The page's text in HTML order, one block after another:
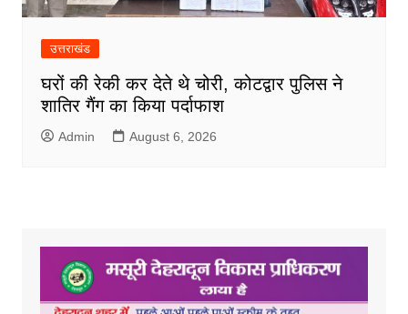
उत्तराखंड
घरों की रेकी कर देते थे चोरी, कोटद्वार पुलिस ने
शातिर गैंग का किया पर्दाफाश
Admin August 6, 2026